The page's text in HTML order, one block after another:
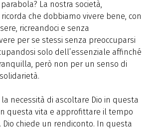
La nostra società,
che dobbiamo vivere bene, con
ricreandoci e senza
per se stessi senza preoccuparsi
solo dell’essenziale affinché
però non per un senso di
la necessità di ascoltare Dio in questa
questa vita e approfittare il tempo
Dio chiede un rendiconto. In questa